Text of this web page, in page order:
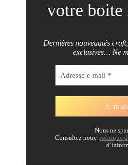
votre boite
Dernières nouveautés
exclusives… Ne
Nous ne
Consultez notre politique